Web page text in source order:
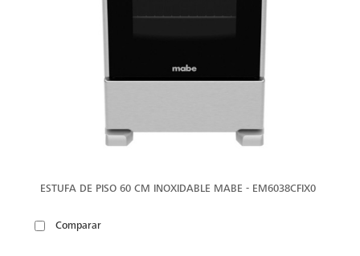
ESTUFA DE PISO 60 CM INOXIDABLE MABE - EM6038CFIX0
Comparar